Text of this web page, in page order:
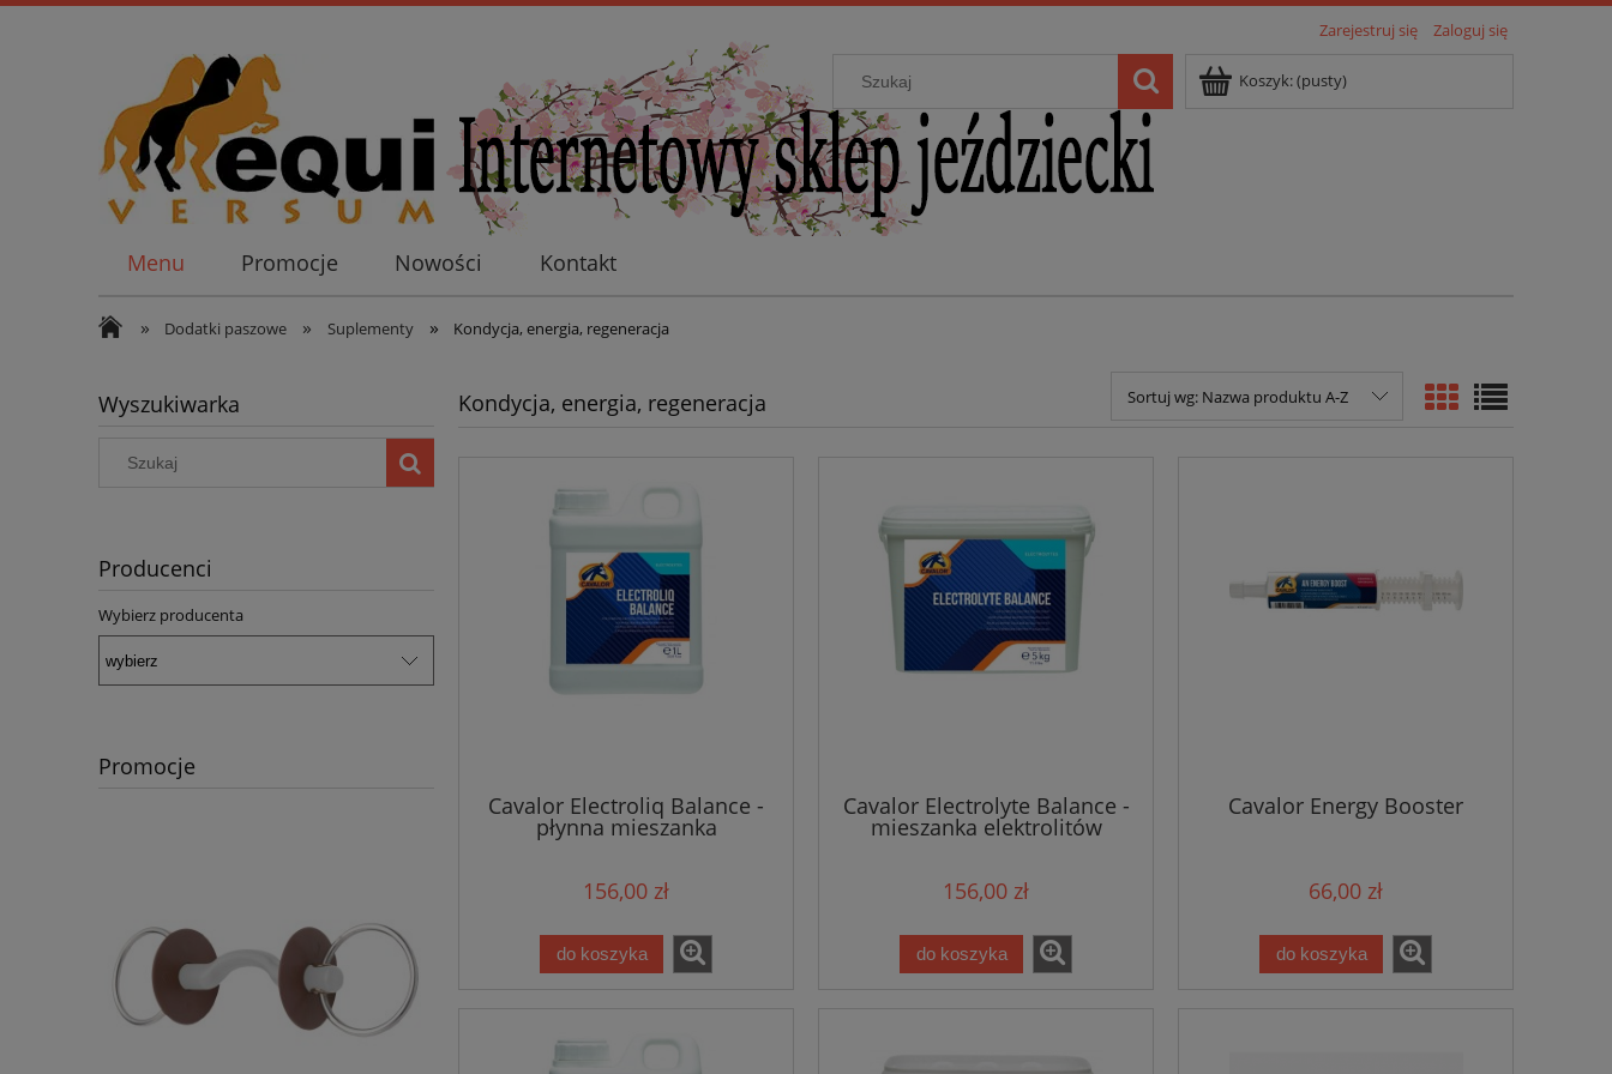
Zarejestruj się Zaloguj się
Koszyk:(pusty)
Menu Promocje Nowości Kontakt
» Dodatki paszowe » Suplementy » Kondycja, energia, regeneracja
Wyszukiwarka
Producenci
Wybierz producenta
Promocje
Kondycja, energia, regeneracja Sortuj wg: Nazwa produktu A-Z
Cavalor Electroliq Balance -
płynna mieszanka
156,00 zł
do koszyka
Cavalor Electrolyte Balance -
mieszanka elektrolitów
156,00 zł
do koszyka
Cavalor Energy Booster
66,00 zł
do koszyka